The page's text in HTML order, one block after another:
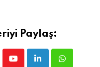
Paylaş: